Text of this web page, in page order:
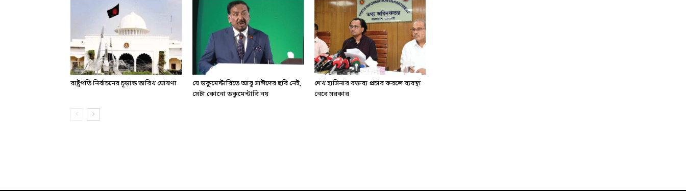
রাষ্ট্রপতি নির্বাচনের চূড়ান্ত তারিখ ঘোষণা
যে ডকুমেন্টারিতে আবু সাঈদের ছবি নেই,
সেটা কোনো ডকুমেন্টারি নয়
শেখ হাসিনার বক্তব্য প্রচার করলে ব্যবস্থা
নেবে সরকার